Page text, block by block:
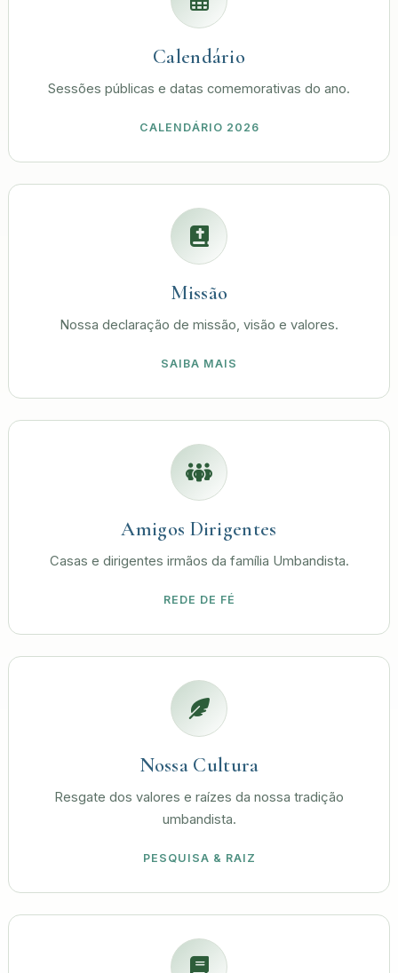
Calendário
Sessões públicas e datas comemorativas do ano.
CALENDÁRIO 2026
Missão
Nossa declaração de missão, visão e valores.
SAIBA MAIS
Amigos Dirigentes
Casas e dirigentes irmãos da família Umbandista.
REDE DE FÉ
Nossa Cultura
Resgate dos valores e raízes da nossa tradição
umbandista.
PESQUISA & RAIZ